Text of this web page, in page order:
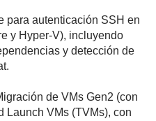
para autenticación SSH en
y Hyper‑V), incluyendo
y detección de
de VMs Gen2 (con
Launch VMs (TVMs), con